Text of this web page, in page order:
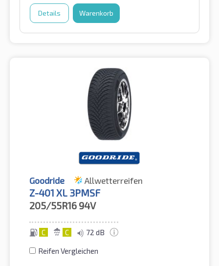
Details Warenkorb
Goodride Allwetterreifen
Z-401 XL 3PMSF
205/55R16 94V
C C 72 dB
Reifen Vergleichen